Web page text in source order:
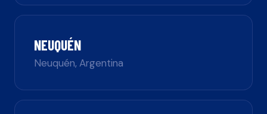
NEUQUÉN
Neuquén,Argentina